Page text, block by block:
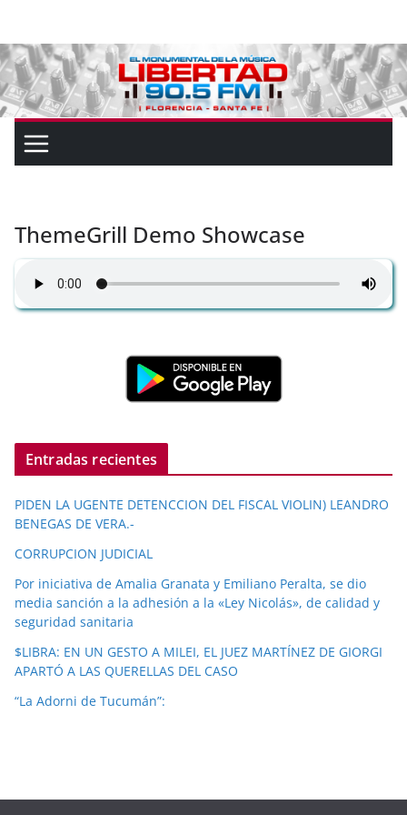
ThemeGrill Demo Showcase
Entradas recientes
PIDEN LA UGENTE DETENCCION DEL FISCAL VIOLIN) LEANDRO
BENEGAS DE VERA.-
CORRUPCION JUDICIAL
Por iniciativa de Amalia Granata y Emiliano Peralta, se dio
media sanción a la adhesión a la «Ley Nicolás», de calidad y
seguridad sanitaria
$LIBRA: EN UN GESTO A MILEI, EL JUEZ MARTÍNEZ DE GIORGI
APARTÓ A LAS QUERELLAS DEL CASO
“La Adorni de Tucumán”: